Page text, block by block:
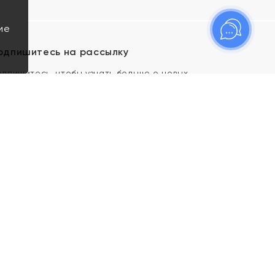
на рассылку
чтобы узнать больше о новых